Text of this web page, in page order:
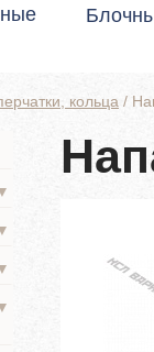
кольца /